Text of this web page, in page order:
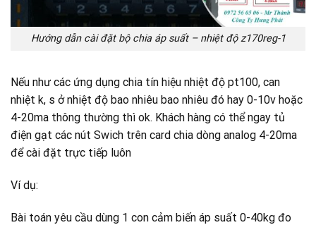
Hướng dẫn cài đặt bộ chia áp suất – nhiệt độ z170reg-1
Nếu như các ứng dụng chia tín hiệu nhiệt độ pt100, can
nhiệt k, s ở nhiệt độ bao nhiêu bao nhiêu đó hay 0-10v hoặc
4-20ma thông thường thì ok. Khách hàng có thể ngay tủ
điện gạt các nút Swich trên card chia dòng analog 4-20ma
để cài đặt trực tiếp luôn
Ví dụ:
Bài toán yêu cầu dùng 1 con cảm biến áp suất 0-40kg đo